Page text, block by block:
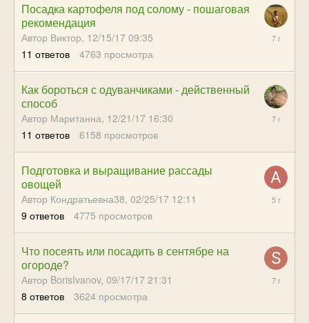
Посадка картофеля под солому - пошаговая
рекомендация
Автор Виктор, 12/15/17 09:35
11 ответов 4763 просмотра
09/10/18
Как бороться с одуванчиками - действенный
способ
Автор Маританна, 12/21/17 16:30
11 ответов 6158 просмотров
09/17/18
Подготовка и выращивание рассады
овощей
Автор Кондратьевна38, 02/25/17 12:11
9 ответов 4775 просмотров
03/15/21
Что посеять или посадить в сентябре на
огороде?
Автор BorisIvanov, 09/17/17 21:31
8 ответов 3624 просмотра
03/30/19